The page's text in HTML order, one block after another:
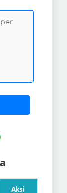
Aksi